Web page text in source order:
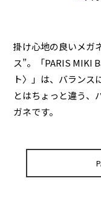
掛け心地の良いメガ
ス”。「PARIS MIKI
ト〉」は、バランス
とはちょっと違う、
ガネです。